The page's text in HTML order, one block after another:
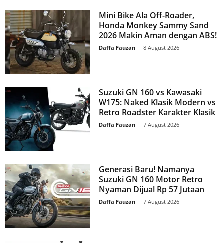
Mini Bike Ala Off-Roader,
Honda Monkey Sammy Sand
2026 Makin Aman dengan ABS!
Daffa Fauzan 8 August 2026
Suzuki GN 160 vs Kawasaki
W175: Naked Klasik Modern vs
Retro Roadster Karakter Klasik
Daffa Fauzan 7 August 2026
Generasi Baru! Namanya
Suzuki GN 160 Motor Retro
Nyaman Dijual Rp 57 Jutaan
Daffa Fauzan 7 August 2026